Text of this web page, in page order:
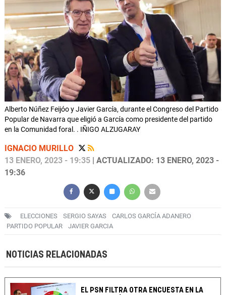
Alberto Núñez Feijóo y Javier García, durante el Congreso del Partido
Popular de Navarra que eligió a García como presidente del partido
en la Comunidad foral. . IÑIGO ALZUGARAY
IGNACIO MURILLO
13 ENERO, 2023 - 19:35 | ACTUALIZADO: 13 ENERO, 2023 -
19:36
ELECCIONES SERGIO SAYAS
CARLOS GARCÍA ADANERO
PARTIDO POPULAR
JAVIER GARCIA
NOTICIAS RELACIONADAS
EL PSN FILTRA OTRA ENCUESTA EN LA